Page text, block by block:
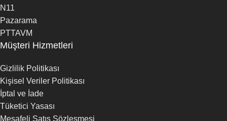
N11
Pazarama
PTTAVM
Müşteri Hizmetleri
Gizlilik Politikası
Kişisel Veriler Politikası
İptal ve İade
Tüketici Yasası
Mesafeli Satış Sözleşmesi